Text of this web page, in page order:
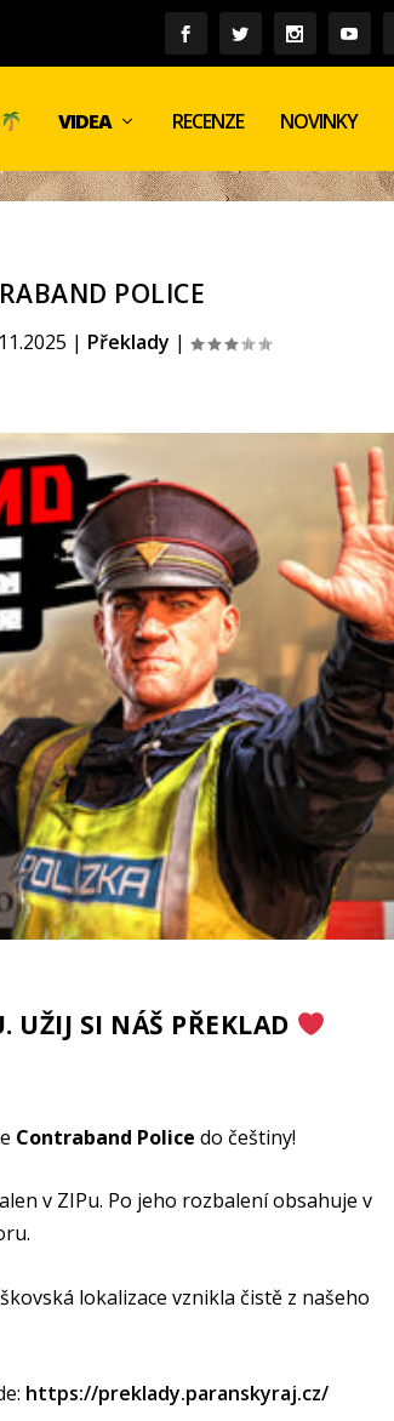
VIDEA RECENZE NOVINKY
POLICE
| Překlady |
UŽIJ SI NÁŠ PŘEKLAD
Contraband Police do češtiny!
v ZIPu. Po jeho rozbalení obsahuje v
lokalizace vznikla čistě z našeho
https://preklady.paranskyraj.cz/